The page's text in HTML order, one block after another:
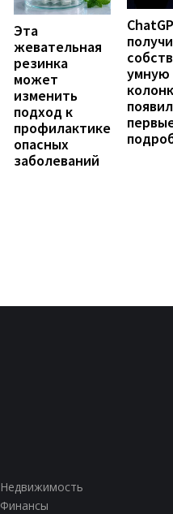
Эта
жевательная
резинка
может
изменить
подход к
профилактике
опасных
заболеваний
умную
Недвижимость
Финансы